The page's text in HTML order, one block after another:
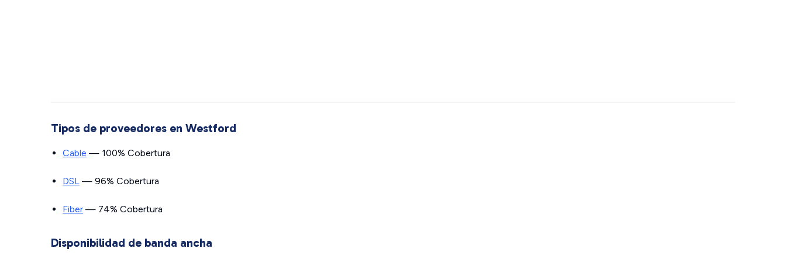
Tipos de proveedores en Westford
Cable — 100% Cobertura
DSL — 96% Cobertura
Fiber — 74% Cobertura
Disponibilidad de banda ancha